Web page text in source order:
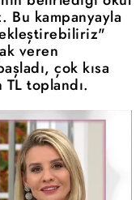
Bu kampanyayla
veren
çok kısa
toplandı.